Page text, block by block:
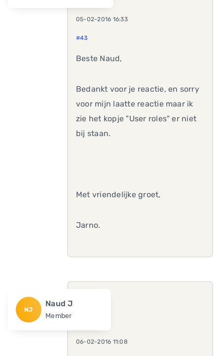
05-02-2016 16:33
#43
Beste Naud,
Bedankt voor je reactie, en sorry
voor mijn laatte reactie maar ik
zie het kopje "User roles" er niet
bij staan.
Met vriendelijke groet,
Jarno.
NJ
Naud J
Member
06-02-2016 11:08